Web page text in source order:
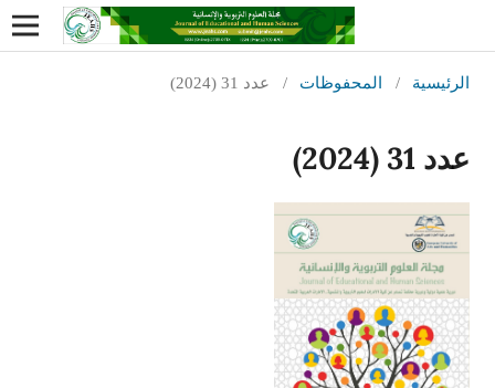
الرئيسية / المحفوظات / عدد 31 (2024)
عدد 31 (2024)